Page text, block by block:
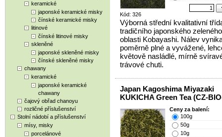
keramické
japonské keramické misky
čínské keramické misky
litinové
čínské litinové misky
skleněné
japonské skleněné misky
čínské skleněné misky
chawany
keramické
japonské keramické
chawany
čajový obřad chanoyu
rozličné příslušenství
Stolní nádobí a příslušenství
mísy, misky
porcelánové
Kód: 326
Výborná střední kvalitativní
tradičního japonského
oblasti Kobayashi. Nálev
poměrně plné a vyvážené,
květově nasládlé, mírně
trávové chuti.
Japan Kagoshima Miyazaki
KUKICHA Green Tea (CZ-
Ceny za balení:
100g
50g
10g